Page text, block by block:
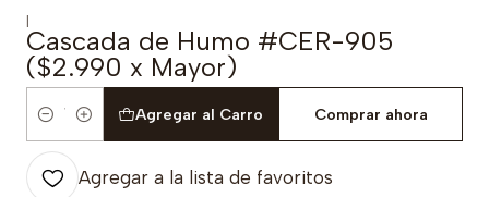
|
Cascada de Humo #CER-905
($2.990 x Mayor)
Cantidad
Agregar al Carro Comprar ahora
Agregar a la lista de favoritos